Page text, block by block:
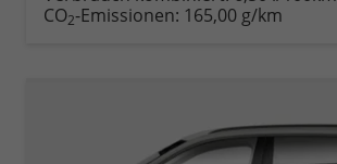
CO2-Emissionen: 165,00 g/km